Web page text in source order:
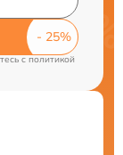
c политикой